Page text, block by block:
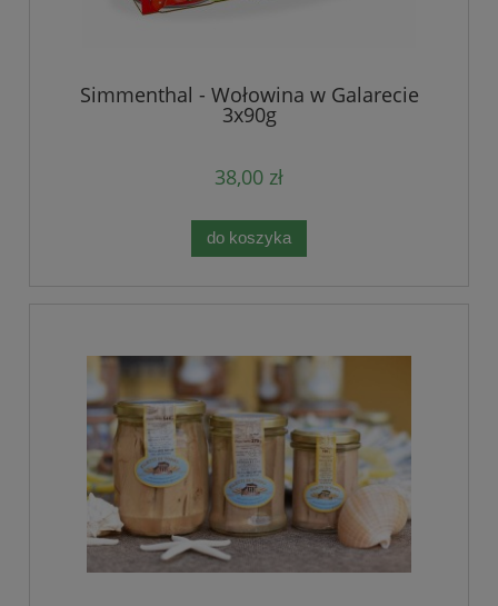
Simmenthal - Wołowina w Galarecie
3x90g
38,00 zł
do koszyka